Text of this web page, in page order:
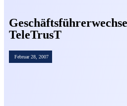
TeleTrusT
Februar 28, 2007